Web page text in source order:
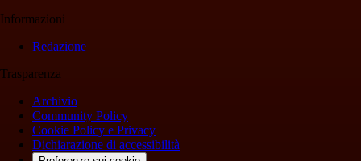
Informazioni
Redazione
Trasparenza
Archivio
Community Policy
Cookie Policy e Privacy
Dichiarazione di accessibilità